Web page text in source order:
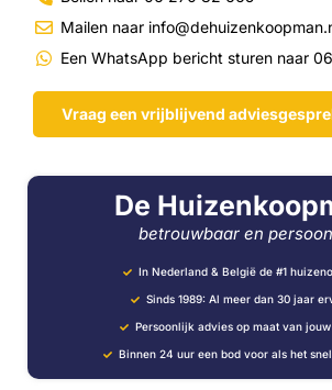
Mailen naar
Een WhatsApp bericht sturen naar
Vraag een vrijblijvend
De
betrouwbaar en
In Nederland & België de #1
Sinds 1989: Al meer dan 30 jaar
Persoonlijk advies op maat van
Binnen 24 uur een bod voor als het